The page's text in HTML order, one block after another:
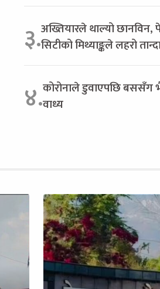
३.अख्तियारले थाल्यो छानविन,
सिटीको मिथ्याङ्कले लहरो
४.कोरोनाले डुवाएपछि बससँग
वाध्य